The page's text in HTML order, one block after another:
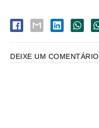
DEIXE UM COMENTÁRIO